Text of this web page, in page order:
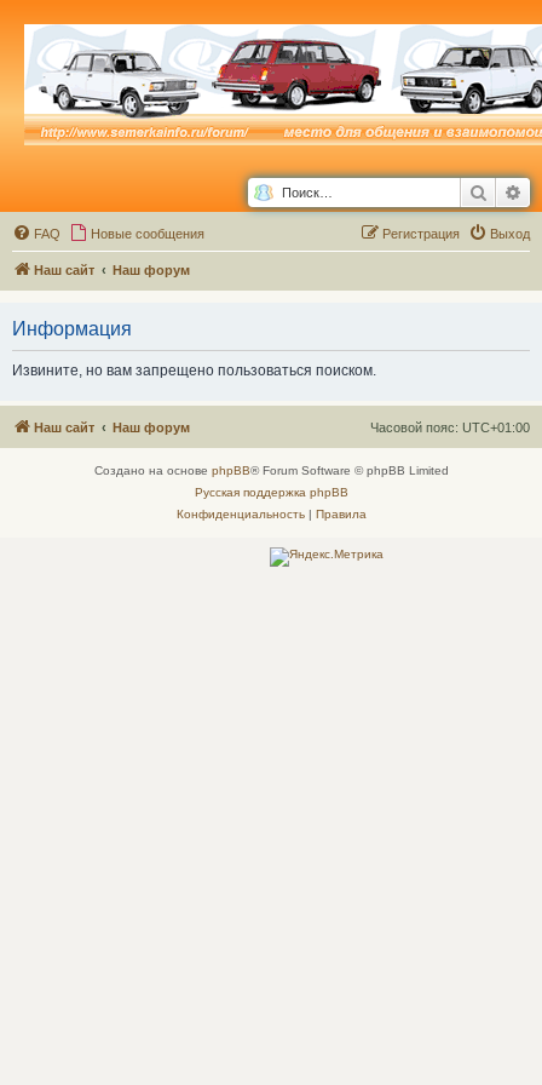
Поиск
FAQ Новые сообщения Выход
Регистрация
Наш сайт Наш форум
Информация
Извините, но вам запрещено пользоваться поиском.
Наш сайт Наш форум Часовой пояс: UTC+01:00
Создано на основе phpBB® Forum Software © phpBB Limited
Русская поддержка phpBB
Конфиденциальность| Правила